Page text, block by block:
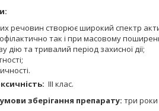
речовин створює широкий спектр
так і при масовому
та тривалий період захисної дії;
IIІ клас.
зберігання препарату: три роки